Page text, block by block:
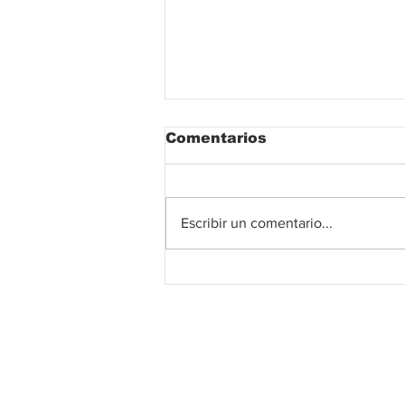
Comentarios
Escribir un comentario...